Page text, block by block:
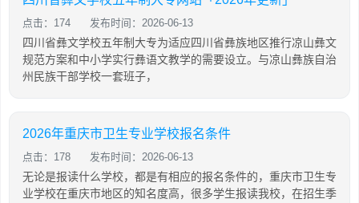
点击：174 发布时间：2026-06-13
四川省彝文学校五年制大专为适应四川省彝族地区推行凉山彝文
规范方案和中小学实行彝语文教学的需要设立。与凉山彝族自治
州民族干部学校一套班子，
2026年重庆市卫生专业学校报名条件
点击：178 发布时间：2026-06-13
无论是报读什么学校，都是有相应的报名条件的，重庆市卫生专
业学校在重庆市地区的知名度高，很多学生报读我校，在招生季